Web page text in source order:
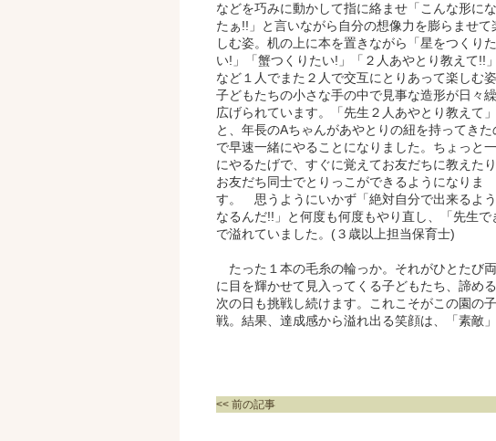
などを巧みに動かして指に絡ませ「こんな形に
たぁ!!」と言いながら自分の想像力を膨らませて
しむ姿。机の上に本を置きながら「星をつくりた
い!」「蟹つくりたい!」「２人あやとり教えて!!」
など１人でまた２人で交互にとりあって楽しむ姿
子どもたちの小さな手の中で見事な造形が日々
広げられています。「先生２人あやとり教えて」
と、年長のAちゃんがあやとりの紐を持ってきた
で早速一緒にやることになりました。ちょっと
にやるたげで、すぐに覚えてお友だちに教えたり
お友だち同士でとりっこができるようになりま
す。 思うようにいかず「絶対自分で出来るよ
なるんだ!!」と何度も何度もやり直し、「先生
で溢れていました。(３歳以上担当保育士)
たった１本の毛糸の輪っか。それがひとたび
に目を輝かせて見入ってくる子どもたち、諦め
次の日も挑戦し続けます。これこそがこの園の
戦。結果、達成感から溢れ出る笑顔は、「素敵
<< 前の記事